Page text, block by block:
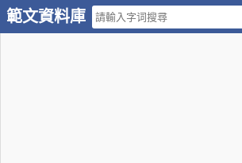
範文資料庫